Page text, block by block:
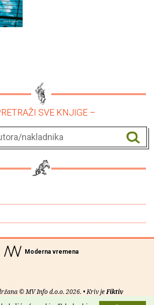
SVE KNJIGE –
Moderna vremena
© MV Info d.o.o. 2026. • Kriv jeFiktiv